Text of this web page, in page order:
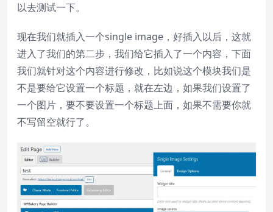
以去测试一下。
现在我们就插入一个single image，好插入以后，这就
进入了我们的第二步，我们给它插入了一个内容，下面
我们就针对这个内容进行修改，比如说这个模块我们是
不是要给它设置一个标题，就在左边，如果我们设置了
一个图片，要不要设置一个标题上面，如果不需要你就
不写留空就行了。